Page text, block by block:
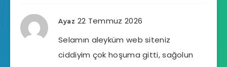
Ayaz 22 Temmuz 2026
Selamın aleyküm web siteniz
ciddiyim çok hoşuma gitti, sağolun